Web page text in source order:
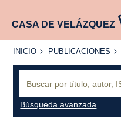
CASA DE VELÁZQUEZ
INICIO
INICIO PUBLICACIONES
PUBLICACIONES
Búsqueda avanzada